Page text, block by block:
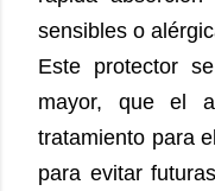
sensibles o
Este protector
mayor, que el
tratamiento para
para evitar